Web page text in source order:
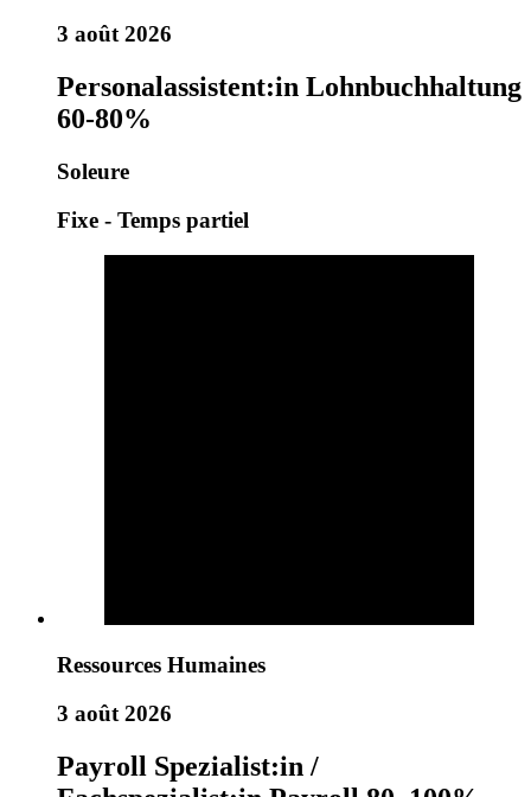
3 août 2026
Personalassistent:in Lohnbuchhaltung
60-80%
Soleure
Fixe - Temps partiel
Ressources Humaines
3 août 2026
Payroll Spezialist:in /